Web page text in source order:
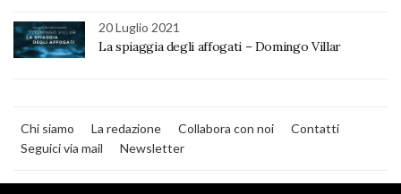
20 Luglio 2021
La spiaggia degli affogati – Domingo Villar
Chi siamo La redazione Collabora con noi
Contatti
Seguici via mail
Newsletter